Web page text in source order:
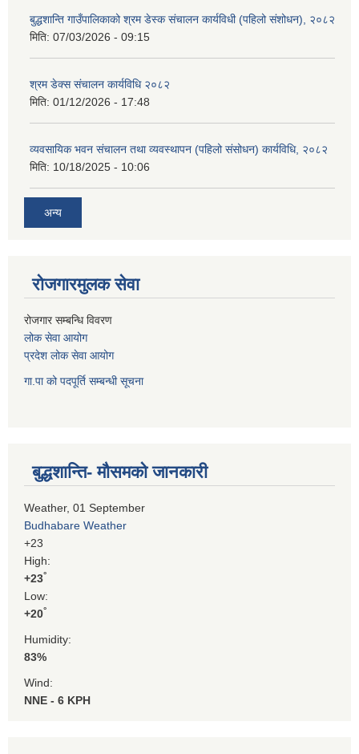
बुद्धशान्ति गाउँपालिकाको श्रम डेस्क संचालन कार्यविधी (पहिलो संशोधन), २०८२
मिति: 07/03/2026 - 09:15
श्रम डेक्स संचालन कार्यविधि २०८२
मिति: 01/12/2026 - 17:48
व्यवसायिक भवन संचालन तथा व्यवस्थापन (पहिलो संसोधन) कार्यविधि, २०८२
मिति: 10/18/2025 - 10:06
अन्य
रोजगारमुलक सेवा
रोजगार सम्बन्धि विवरण
लोक सेवा आयोग
प्रदेश लोक सेवा आयोग
गा.पा को पदपूर्ति सम्बन्धी सूचना
बुद्धशान्ति- मौसमको जानकारी
Weather, 01 September
Budhabare Weather
+23
High:
+23°
Low:
+20°
Humidity:
83%
Wind:
NNE - 6 KPH